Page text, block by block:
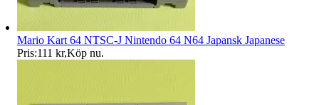
Mario Kart 64 NTSC-J Nintendo 64 N64 Japansk Japanese
Pris:111 kr,Köp nu.